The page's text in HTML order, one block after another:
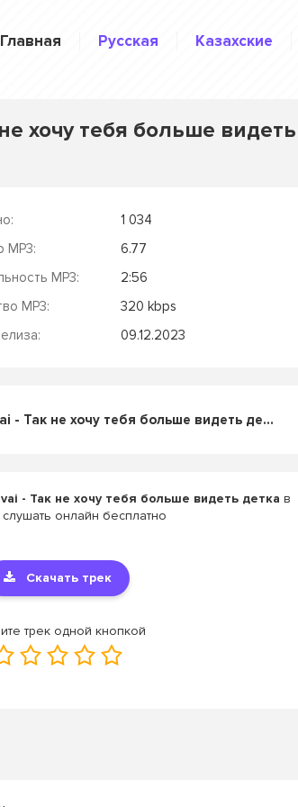
Главная Русская Казахские
хочу тебя больше видеть
1 034
MP3:
6.77
MP3:
2:56
MP3:
320 kbps
09.12.2023
Слушать HammAli, Navai - Так не хочу тебя больше видеть детка
- Так не хочу тебя больше видеть детка в
онлайн бесплатно
Скачать трек
трек одной кнопкой